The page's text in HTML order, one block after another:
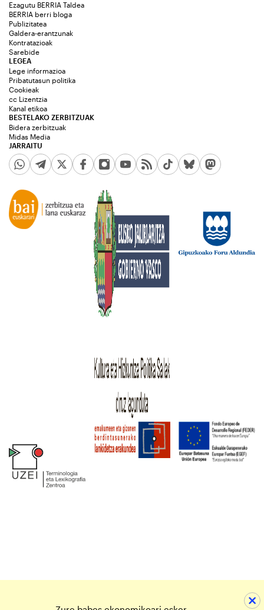
Ezagutu BERRIA Taldea
BERRIA berri bloga
Publizitatea
Galdera-erantzunak
Kontratazioak
Sarebide
JARRAITU
LEGEA
Lege informazioa
Pribatutasun politika
Cookieak
cc Lizentzia
Kanal etikoa
BESTELAKO ZERBITZUAK
Bidera zerbitzuak
Midas Media